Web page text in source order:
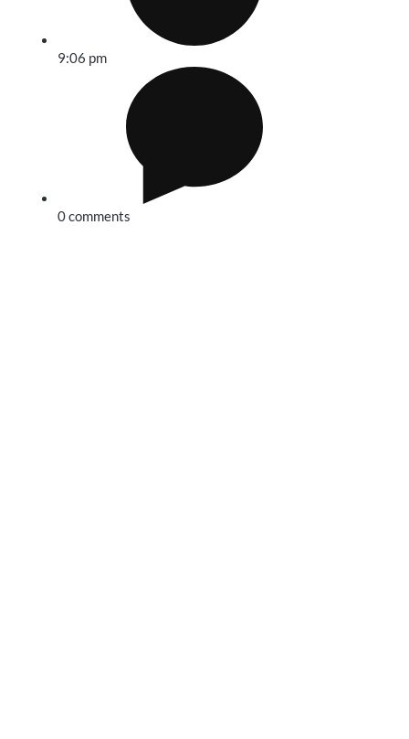
9:06 pm
0 comments